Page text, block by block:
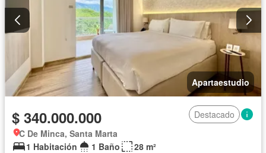
Apartaestudio
$ 340.000.000
Destacado
C De Minca, Santa Marta
1 Habitación
1 Baño
28 m²